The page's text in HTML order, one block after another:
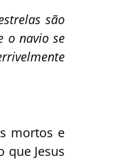
são
o navio se
mortos e
que Jesus